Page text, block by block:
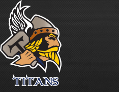
Deux nouveaux Titans en visite | Titans
de témiscaming